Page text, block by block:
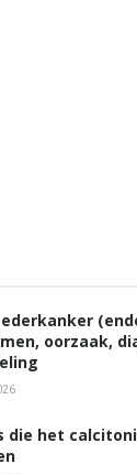
oorzaak,
die het